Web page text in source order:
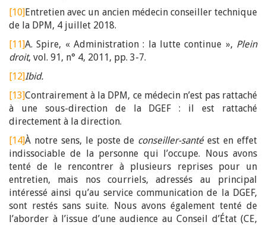
[10]Entretien avec un ancien médecin conseiller technique
de la DPM, 4 juillet 2018.
[11]A. Spire, « Administration : la lutte continue », Plein
droit, vol. 91, n° 4, 2011, pp. 3-7.
[12]Ibid.
[13]Contrairement à la DPM, ce médecin n’est pas rattaché
à une sous-direction de la DGEF : il est rattaché
directement à la direction.
[14]À notre sens, le poste de conseiller-santéest en effet
indissociable de la personne qui l’occupe. Nous avons
tenté de le rencontrer à plusieurs reprises pour un
entretien, mais nos courriels, adressés au principal
intéressé ainsi qu’au service communication de la DGEF,
sont restés sans suite. Nous avons également tenté de
l’aborder à l’issue d’une audience au Conseil d’État (CE,